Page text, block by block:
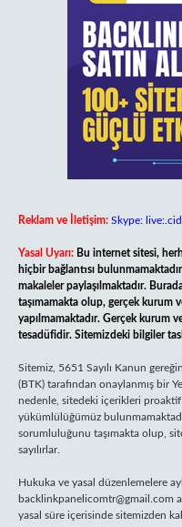
Reklam ve İletişim: Skype:
Yasal Uyarı: Bu internet sitesi,
hiçbir bağlantısı
makaleler paylaşılmaktadır.
taşımamakta olup, gerçek kurum
yapılmamaktadır. Gerçek kurum
tesadüfidir. Sitemizdeki bilgiler
Sitemiz, 5651 Sayılı Kanun
(BTK) tarafından onaylanmış bir
nedenle, sitedeki içerikleri
yükümlülüğümüz
sorumluluğunu taşımakta olup,
sayılırlar.
Hukuka ve yasal düzenlemelere
backlinkpanelicomtr@gmail.com
yasal süre içerisinde sitemizden